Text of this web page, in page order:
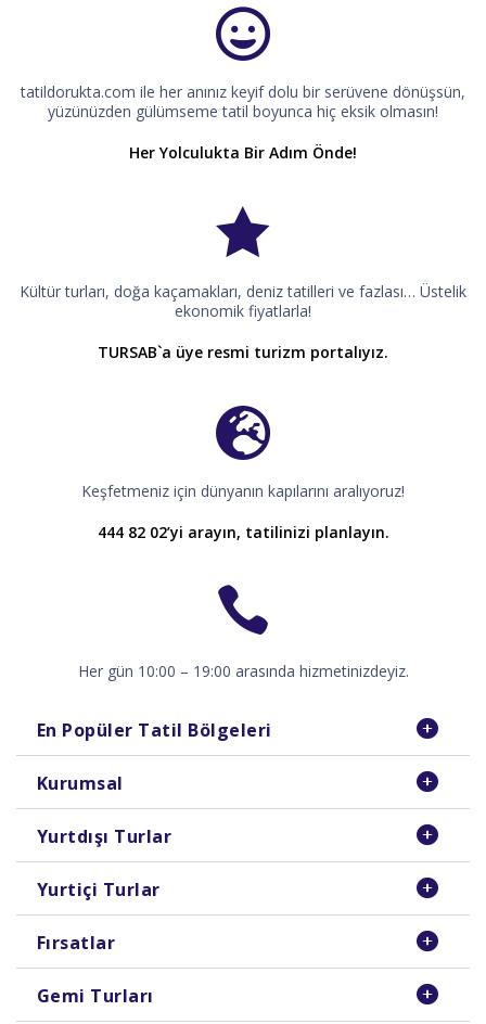
tatildorukta.com ile her anınız keyif dolu bir serüvene dönüşsün,
yüzünüzden gülümseme tatil boyunca hiç eksik olmasın!
Her Yolculukta Bir Adım Önde!
Kültür turları, doğa kaçamakları, deniz tatilleri ve fazlası… Üstelik
ekonomik fiyatlarla!
TURSAB`a üye resmi turizm portalıyız.
Keşfetmeniz için dünyanın kapılarını aralıyoruz!
444 82 02’yi arayın, tatilinizi planlayın.
Her gün 10:00 – 19:00 arasında hizmetinizdeyiz.
En Popüler Tatil Bölgeleri
Kurumsal
Yurtdışı Turlar
Yurtiçi Turlar
Fırsatlar
Gemi Turları